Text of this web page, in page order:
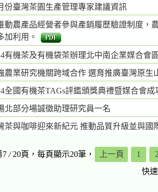
份臺灣茶園生產管理專家建議資訊
動農產品經營者參與產銷履歷驗證制度，
加利用。
PDF
有機茶及有機袋茶辦理北中南企業媒合會
農業研究機關跨域合作 選育推廣臺灣原生
全國有機茶TAGs評鑑頒獎典禮暨媒合會
北部分場誠徵助理研究員一名
茶與咖啡迎來新紀元 推動品質升級並與國
7 /20頁，每頁顯示20筆， 上一頁 1
快